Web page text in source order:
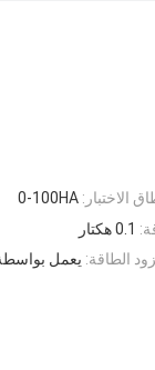
الاختبار: 0-100HA
0.1 هكتار
الطاقة: يعمل بواسطة